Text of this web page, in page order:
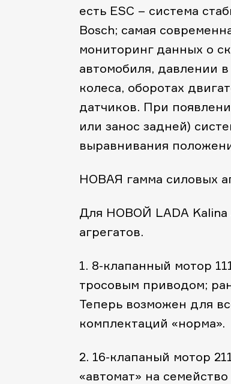
есть ESC – система
Bosch; самая
мониторинг данных о
автомобиля, давлении
колеса, оборотах
датчиков. При
или занос задней)
выравнивания
НОВАЯ гамма силовых
Для НОВОЙ LADA Kalina
агрегатов.
1. 8-клапанный мотор
тросовым приводом;
Теперь возможен для
комплектаций «норма».
2. 16-клапаный мотор
«автомат» на